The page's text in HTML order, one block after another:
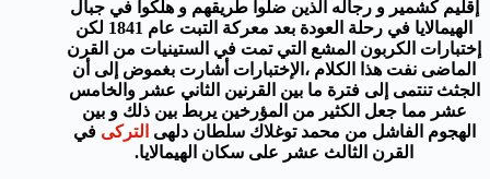
إقليم كشمير و رجاله الذين ضلوا طريقهم و هلكوا في جبال
الهيمالايا في رحلة العودة بعد معركة التبت عام 1841 لكن
إختبارات الكربون المشع التي تمت في الستينيات من القرن
الماضى نفت هذا الكلام ،الإختبارات أشارت بغموض إلى أن
الجثث تنتمى إلى فترة ما بين القرنين الثاني عشر والخامس
عشر مما جعل الكثير من المؤرخين يربط بين ذلك و بين
الهجوم الفاشل من محمد توغلاك سلطان دلهى التركى في
القرن الثالث عشر على سكان الهيمالايا.